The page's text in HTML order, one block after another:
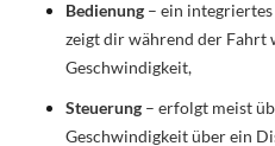
Bedienung – ein
zeigt dir während der Fahrt
Geschwindigkeit,
Steuerung – erfolgt meist
Geschwindigkeit über ein